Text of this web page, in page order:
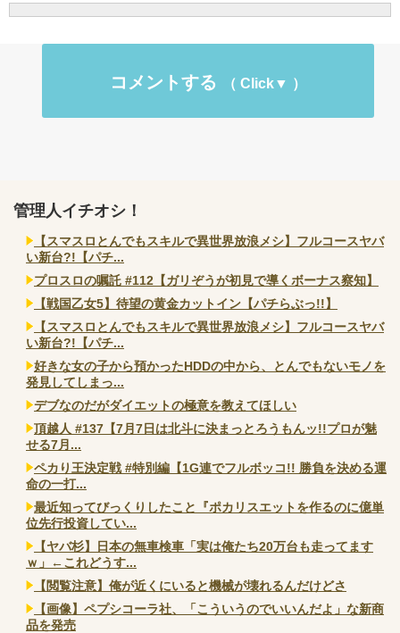
コメントする
管理人イチオシ！
【スマスロとんでもスキルで異世界放浪メシ】フルコースヤバ
い新台?!【パチ...
プロスロの嘱託 #112【ガリぞうが初見で導くボーナス察知】
【戦国乙女5】待望の黄金カットイン【パチらぶっ!!】
【スマスロとんでもスキルで異世界放浪メシ】フルコースヤバ
い新台?!【パチ...
好きな女の子から預かったHDDの中から、とんでもないモノを
発見してしまっ...
デブなのだがダイエットの極意を教えてほしい
頂越人 #137【7月7日は北斗に決まっとろうもんッ!!プロが魅
せる7月...
ペカり王決定戦 #特別編【1G連でフルボッコ!! 勝負を決める運
命の一打...
最近知ってびっくりしたこと『ポカリスエットを作るのに億単
位先行投資してい...
【ヤバ杉】日本の無車検車「実は俺たち20万台も走ってます
ｗ」←これどうす...
【閲覧注意】俺が近くにいると機械が壊れるんだけどさ
【画像】ペプシコーラ社、「こういうのでいいんだよ」な新商
品を発売